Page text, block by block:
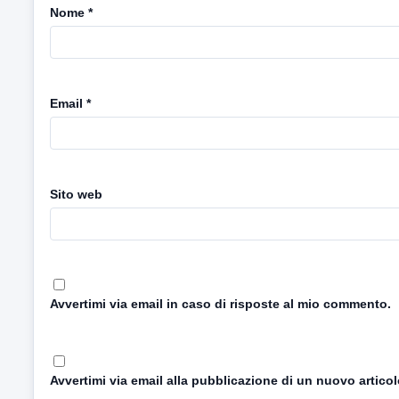
Nome *
Email *
Sito web
Avvertimi via email in caso di risposte al mio commento.
Avvertimi via email alla pubblicazione di un nuovo